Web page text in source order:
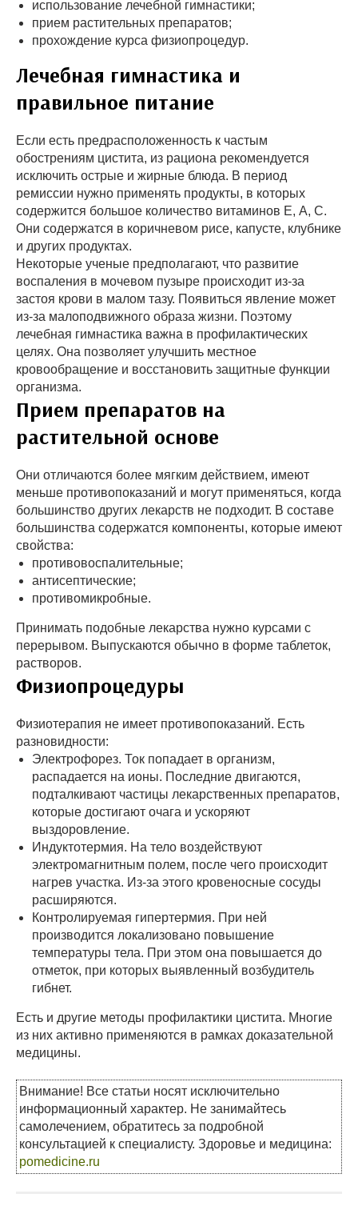
использование лечебной гимнастики;
прием растительных препаратов;
прохождение курса физиопроцедур.
Лечебная гимнастика и
правильное питание
Если есть предрасположенность к частым
обострениям цистита, из рациона рекомендуется
исключить острые и жирные блюда. В период
ремиссии нужно применять продукты, в которых
содержится большое количество витаминов Е, А, С.
Они содержатся в коричневом рисе, капусте, клубнике
и других продуктах.
Некоторые ученые предполагают, что развитие
воспаления в мочевом пузыре происходит из-за
застоя крови в малом тазу. Появиться явление может
из-за малоподвижного образа жизни. Поэтому
лечебная гимнастика важна в профилактических
целях. Она позволяет улучшить местное
кровообращение и восстановить защитные функции
организма.
Прием препаратов на
растительной основе
Они отличаются более мягким действием, имеют
меньше противопоказаний и могут применяться, когда
большинство других лекарств не подходит. В составе
большинства содержатся компоненты, которые имеют
свойства:
противовоспалительные;
антисептические;
противомикробные.
Принимать подобные лекарства нужно курсами с
перерывом. Выпускаются обычно в форме таблеток,
растворов.
Физиопроцедуры
Физиотерапия не имеет противопоказаний. Есть
разновидности:
Электрофорез. Ток попадает в организм,
распадается на ионы. Последние двигаются,
подталкивают частицы лекарственных препаратов,
которые достигают очага и ускоряют
выздоровление.
Индуктотермия. На тело воздействуют
электромагнитным полем, после чего происходит
нагрев участка. Из-за этого кровеносные сосуды
расширяются.
Контролируемая гипертермия. При ней
производится локализовано повышение
температуры тела. При этом она повышается до
отметок, при которых выявленный возбудитель
гибнет.
Есть и другие методы профилактики цистита. Многие
из них активно применяются в рамках доказательной
медицины.
Внимание! Все статьи носят исключительно
информационный характер. Не занимайтесь
самолечением, обратитесь за подробной
консультацией к специалисту. Здоровье и медицина:
pomedicine.ru